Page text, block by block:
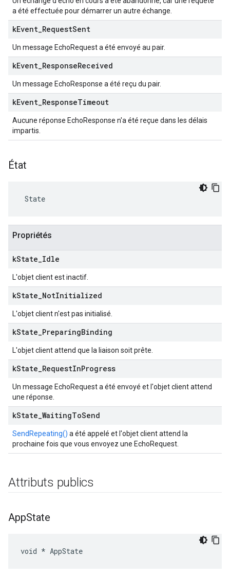
a été effectuée pour démarrer un autre échange.
kEvent RequestSent
Un message EchoRequest a été envoyé au pair.
kEvent ResponseReceived
Un message EchoResponse a été reçu du pair.
kEvent ResponseTimeout
Aucune réponse EchoResponse n'a été reçue dans les délais
impartis.
État
State
Propriétés
kState Idle
L'objet client est inactif.
kState NotInitialized
L'objet client n'est pas initialisé.
kState PreparingBinding
L'objet client attend que la liaison soit prête.
kState RequestInProgress
Un message EchoRequest a été envoyé et l'objet client attend
une réponse.
kState WaitingToSend
SendRepeating() a été appelé et l'objet client attend la
prochaine fois que vous envoyez une EchoRequest.
Attributs publics
AppState
void * AppState